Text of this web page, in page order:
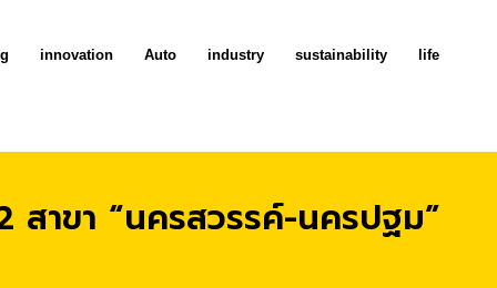
innovation Auto industry sustainability life
สาขา “นครสวรรค์-นครปฐม”